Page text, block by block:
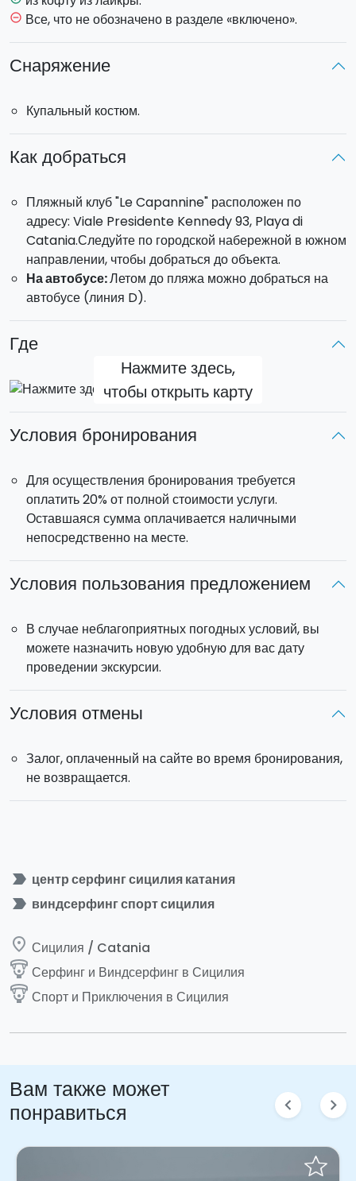
remove_circle_outline Все, что не обозначено в разделе «включено».
Снаряжение
Купальный костюм.
Как добраться
Пляжный клуб "Le Capannine" расположен по
адресу: Viale Presidente Kennedy 93, Playa di
Catania.Следуйте по городской набережной в южном
направлении, чтобы добраться до объекта.
На автобусе:Летом до пляжа можно добраться на
автобусе (линия D).
Где
Нажмите здесь,
чтобы открыть карту
Условия бронирования
Для осуществления бронирования требуется
оплатить 20% от полной стоимости услуги.
Оставшаяся сумма оплачивается наличными
непосредственно на месте.
Условия пользования предложением
В случае неблагоприятных погодных условий, вы
можете назначить новую удобную для вас дату
проведении экскурсии.
Условия отмены
Залог, оплаченный на сайте во время бронирования,
не возвращается.
label_important центр серфинг сицилия катания
label_important виндсерфинг спорт сицилия
place Сицилия / Catania
paragliding Серфинг и Виндсерфинг в Сицилия
paragliding Спорт и Приключения в Сицилия
Вам также может
понравиться
chevron_left chevron_right